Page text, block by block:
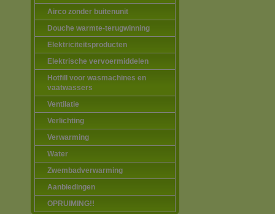
Airco zonder buitenunit
Douche warmte-terugwinning
Elektriciteitsproducten
Elektrische vervoermiddelen
Hotfill voor wasmachines en
vaatwassers
Ventilatie
Verlichting
Verwarming
Water
Zwembadverwarming
Aanbiedingen
OPRUIMING!!